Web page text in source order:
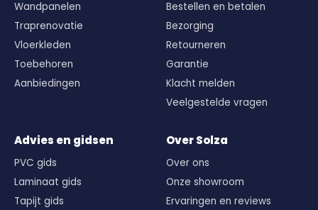
Wandpanelen
Traprenovatie
Vloerkleden
Toebehoren
Aanbiedingen
Bestellen en betalen
Bezorging
Retourneren
Garantie
Klacht melden
Veelgestelde vragen
Advies en gidsen
PVC gids
Laminaat gids
Tapijt gids
Over Solza
Over ons
Onze showroom
Ervaringen en reviews